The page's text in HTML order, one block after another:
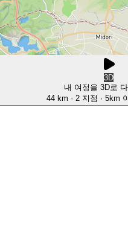
3D
내 여정을 3D로
44 km · 2 지점 · 5km